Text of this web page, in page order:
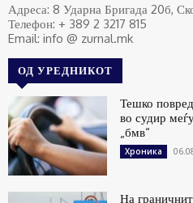
Адреса: 8 Ударна Бригада 20б,
Телефон: + 389 2 3217 815
Email: info @ zurnal.mk
ОД УРЕДНИКОТ
Тешко
во судир
„бмв“
Хроника
На